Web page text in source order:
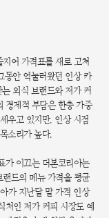
어 가격표를 새로 고쳐
동안 억눌러왔던 인상 카
외식 브랜드와 저가 커
경제적 부담은 한층 가중
우고 있지만, 인상 시점
소리가 높다.
가 이끄는 더본코리아는
드의 메뉴 가격을 평균
가 지난달 말 가격 인상
처인 저가 커피 시장도 예